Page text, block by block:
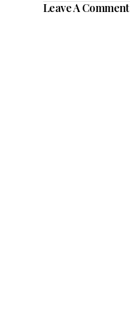
Leave A Comment